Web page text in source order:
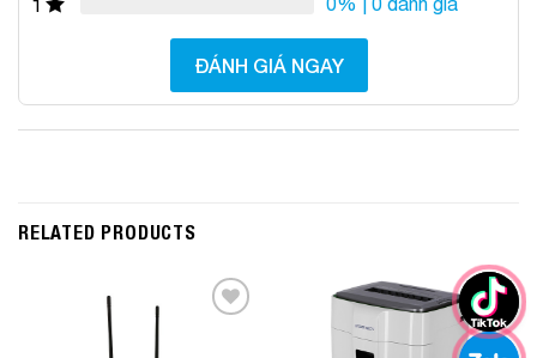
1
ĐÁNH GIÁ NGAY
RELATED PRODUCTS
Add to
Wishlist